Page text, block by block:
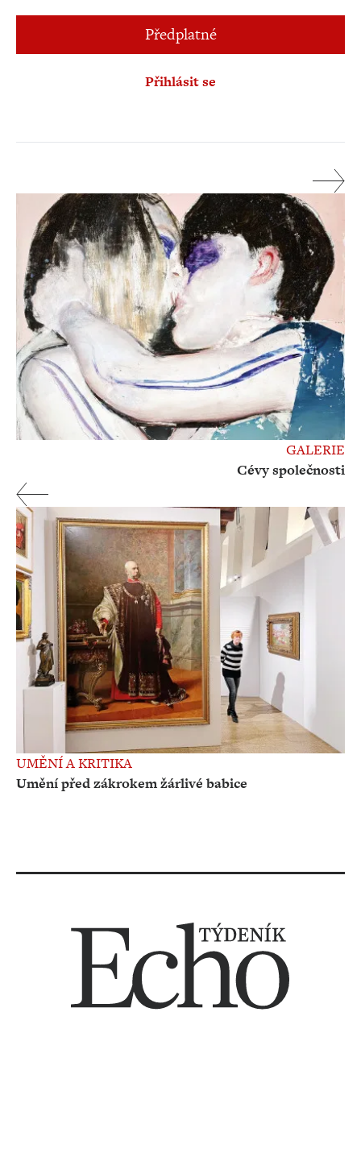
Předplatné
Přihlásit se
GALERIE
Cévy společnosti
UMĚNÍ A KRITIKA
Umění před zákrokem žárlivé babice